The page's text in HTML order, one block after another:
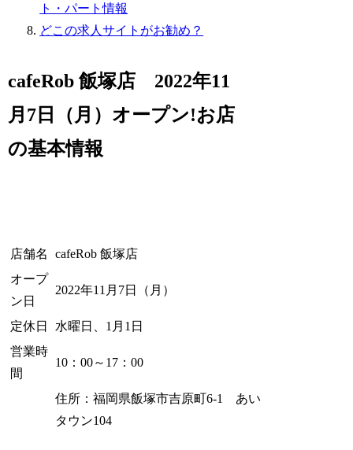
ト・パート情報
どこの求人サイトがお勧め？
cafeRob 飯塚店 2022年11
月7日（月）オープン!お店
の基本情報
店舗名
cafeRob 飯塚店
オープ
ン日
2022年11月7日（月）
定休日
水曜日、1月1日
営業時
間
10：00～17：00
住所：福岡県飯塚市吉原町6-1 あい
タウン104